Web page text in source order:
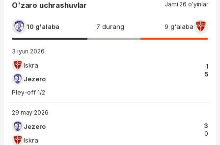
O'zaro uchrashuvlar Jami 26 o'yinlar
10 g'alaba 7 durang 9 g'alaba
3 iyun 2026
Iskra
Jezero
1
5
Pley-off 1/2
29 may 2026
Jezero
Iskra
3
0